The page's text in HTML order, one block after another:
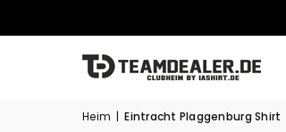
Heim | Eintracht Plaggenburg Shirt